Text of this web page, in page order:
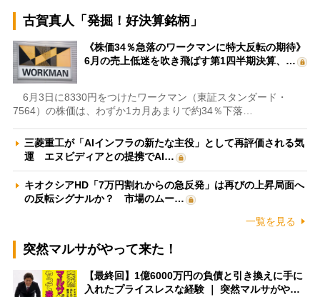
古賀真人「発掘！好決算銘柄」
《株価34％急落のワークマンに特大反転の期待》
6月の売上低迷を吹き飛ばす第1四半期決算、…
6月3日に8330円をつけたワークマン（東証スタンダード・
7564）の株価は、わずか1カ月あまりで約34％下落…
三菱重工が「AIインフラの新たな主役」として再評価される気
運 エヌビディアとの提携でAI…
キオクシアHD「7万円割れからの急反発」は再びの上昇局面へ
の反転シグナルか？ 市場のムー…
一覧を見る
突然マルサがやって来た！
【最終回】1億6000万円の負債と引き換えに手に
入れたプライスレスな経験 ｜ 突然マルサがや…